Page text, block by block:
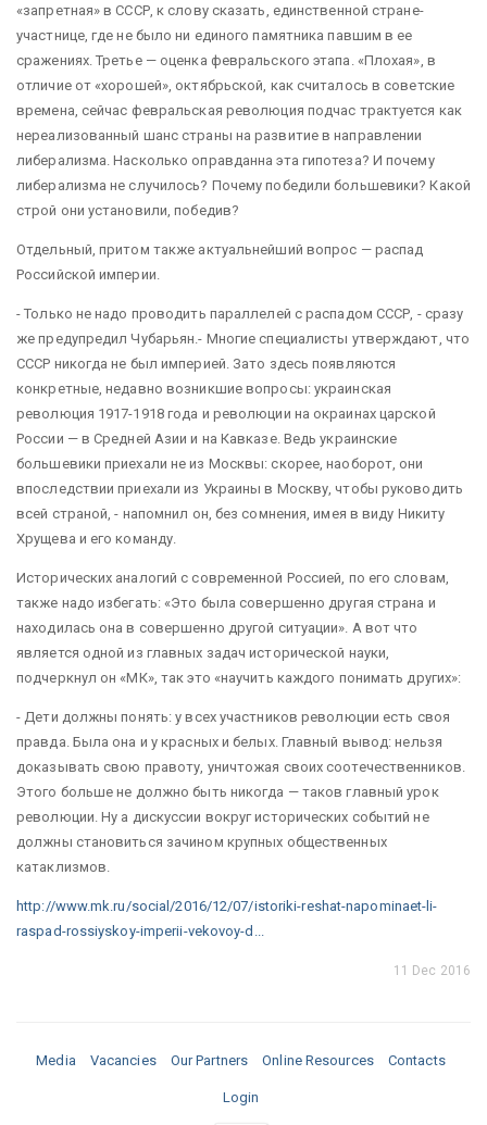
«запретная» в СССР, к слову сказать, единственной стране-
участнице, где не было ни единого памятника павшим в ее
сражениях. Третье — оценка февральского этапа. «Плохая», в
отличие от «хорошей», октябрьской, как считалось в советские
времена, сейчас февральская революция подчас трактуется как
нереализованный шанс страны на развитие в направлении
либерализма. Насколько оправданна эта гипотеза? И почему
либерализма не случилось? Почему победили большевики? Какой
строй они установили, победив?
Отдельный, притом также актуальнейший вопрос — распад
Российской империи.
- Только не надо проводить параллелей с распадом СССР, - сразу
же предупредил Чубарьян.- Многие специалисты утверждают, что
СССР никогда не был империей. Зато здесь появляются
конкретные, недавно возникшие вопросы: украинская
революция 1917-1918 года и революции на окраинах царской
России — в Средней Азии и на Кавказе. Ведь украинские
большевики приехали не из Москвы: скорее, наоборот, они
впоследствии приехали из Украины в Москву, чтобы руководить
всей страной, - напомнил он, без сомнения, имея в виду Никиту
Хрущева и его команду.
Исторических аналогий с современной Россией, по его словам,
также надо избегать: «Это была совершенно другая страна и
находилась она в совершенно другой ситуации». А вот что
является одной из главных задач исторической науки,
подчеркнул он «МК», так это «научить каждого понимать других»:
- Дети должны понять: у всех участников революции есть своя
правда. Была она и у красных и белых. Главный вывод: нельзя
доказывать свою правоту, уничтожая своих соотечественников.
Этого больше не должно быть никогда — таков главный урок
революции. Ну а дискуссии вокруг исторических событий не
должны становиться зачином крупных общественных
катаклизмов.
http://www.mk.ru/social/2016/12/07/istoriki-reshat-napominaet-li-
raspad-rossiyskoy-imperii-vekovoy-d...
11 Dec 2016
Media Vacancies Our Partners Online Resources Contacts
Login